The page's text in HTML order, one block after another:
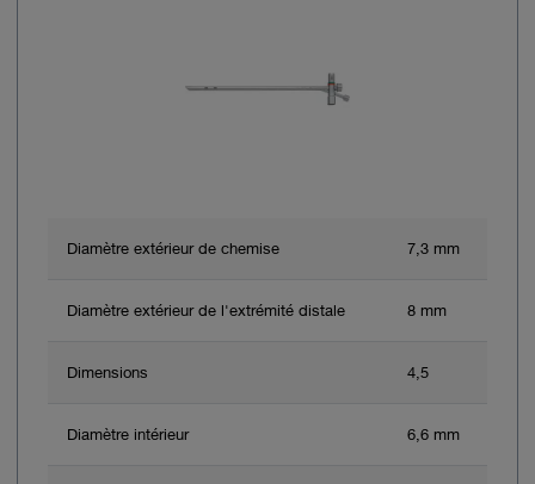
Diamètre extérieur de chemise 7,3 mm
Diamètre extérieur de l'extrémité distale 8 mm
Dimensions 4,5
Diamètre intérieur 6,6 mm